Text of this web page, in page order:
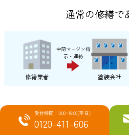
通常の修繕で
修繕業者
中間マージン指
示・連絡
塗装会社
当社なら
受付時間：9:00~18:00(平日)
0120-411-606